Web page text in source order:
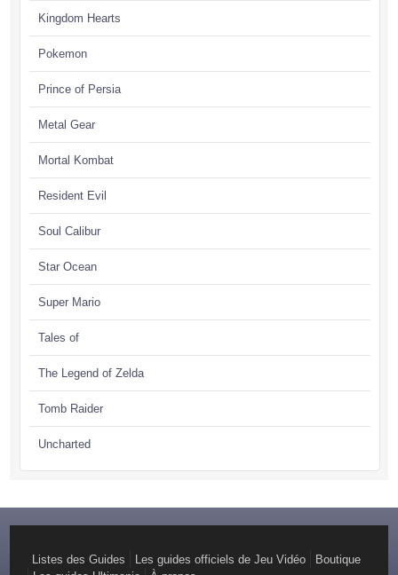
Kingdom Hearts
Pokemon
Prince of Persia
Metal Gear
Mortal Kombat
Resident Evil
Soul Calibur
Star Ocean
Super Mario
Tales of
The Legend of Zelda
Tomb Raider
Uncharted
Listes des Guides Les guides officiels de Jeu Vidéo
Boutique